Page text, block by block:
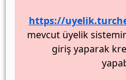
https://
mevcut üyelik
giriş yaparak